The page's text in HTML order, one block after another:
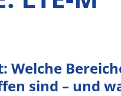
Welche
sind – und